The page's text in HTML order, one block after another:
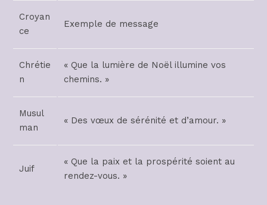
Croyan
ce
Exemple de message
Chrétie
n
« Que la lumière de Noël illumine vos
chemins. »
Musul
man
« Des vœux de sérénité et d’amour. »
Juif
« Que la paix et la prospérité soient au
rendez-vous. »